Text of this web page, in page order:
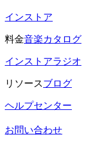
インストア
料金音楽カタログ
インストアラジオ
リソースブログ
ヘルプセンター
お問い合わせ